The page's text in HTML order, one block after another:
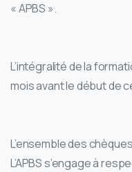
« APBS ».
L’intégralité de la
mois avant le début de
L’ensemble des
L’APBS s’engage à